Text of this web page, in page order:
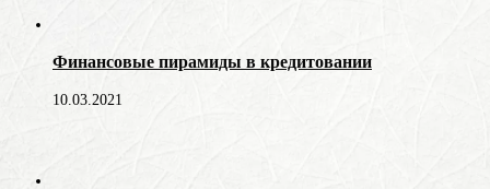
Финансовые пирамиды в кредитовании
10.03.2021